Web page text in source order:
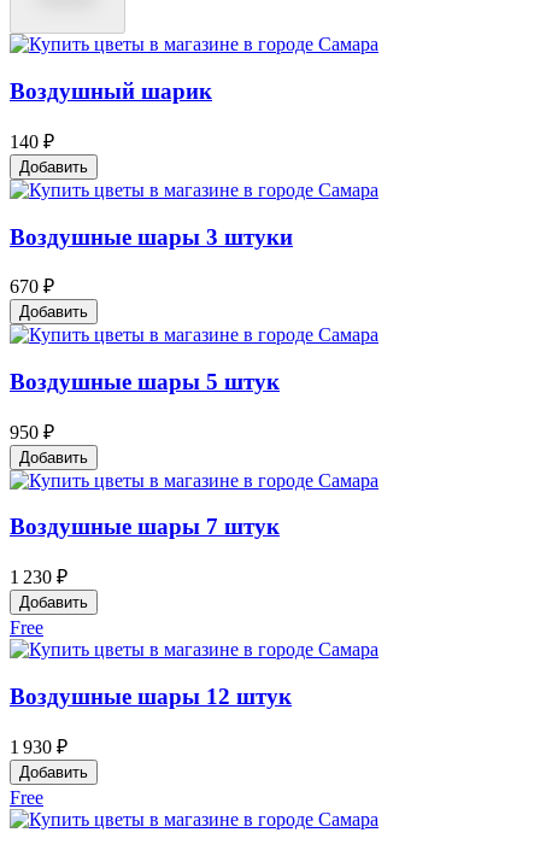
Воздушный шарик
140 ₽
Добавить
Воздушные шары 3 штуки
670 ₽
Добавить
Воздушные шары 5 штук
950 ₽
Добавить
Воздушные шары 7 штук
1 230 ₽
Добавить
Free
Воздушные шары 12 штук
1 930 ₽
Добавить
Free